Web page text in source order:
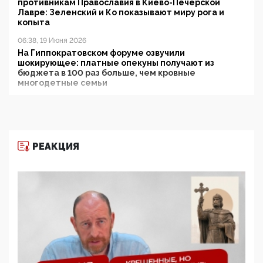
противникам Православия в Киево-Печерской
Лавре: Зеленский и Ко показывают миру рога и
копыта
06:38, 19 Июня 2026
На Гиппократовском форуме озвучили
шокирующее: платные опекуны получают из
бюджета в 100 раз больше, чем кровные
многодетные семьи
11:53, 09 Июня 2026
деятельность ИИТО ЮНЕСКО в России, но
цифроглобалисты продолжают определять
повестку в образовании
09:43, 01 Июня 2026
5G за счет здоровья граждан: Минцифры намерено
отобрать у регионов и муниципалитетов право
защищать жилые дома и социальные объекты от
РЕАКЦИЯ